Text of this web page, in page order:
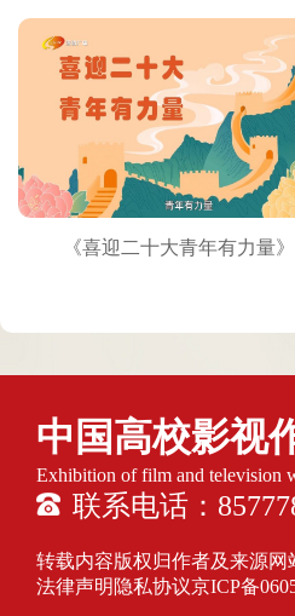
《喜迎二十大青年有力量》
中国高校影视
Exhibition of film and television
联系电话：
转载内容版权归作者及来源网
法律声明隐私协议京ICP备